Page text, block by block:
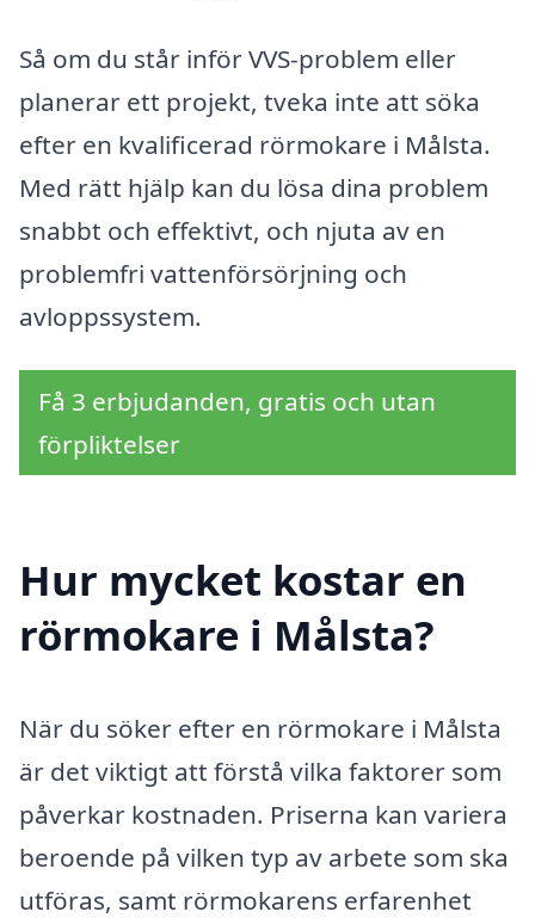
Så om du står inför VVS-problem eller
planerar ett projekt, tveka inte att söka
efter en kvalificerad rörmokare i Målsta.
Med rätt hjälp kan du lösa dina problem
snabbt och effektivt, och njuta av en
problemfri vattenförsörjning och
avloppssystem.
Få 3 erbjudanden, gratis och utan
förpliktelser
Hur mycket kostar en
rörmokare i Målsta?
När du söker efter en rörmokare i Målsta
är det viktigt att förstå vilka faktorer som
påverkar kostnaden. Priserna kan variera
beroende på vilken typ av arbete som ska
utföras, samt rörmokarens erfarenhet